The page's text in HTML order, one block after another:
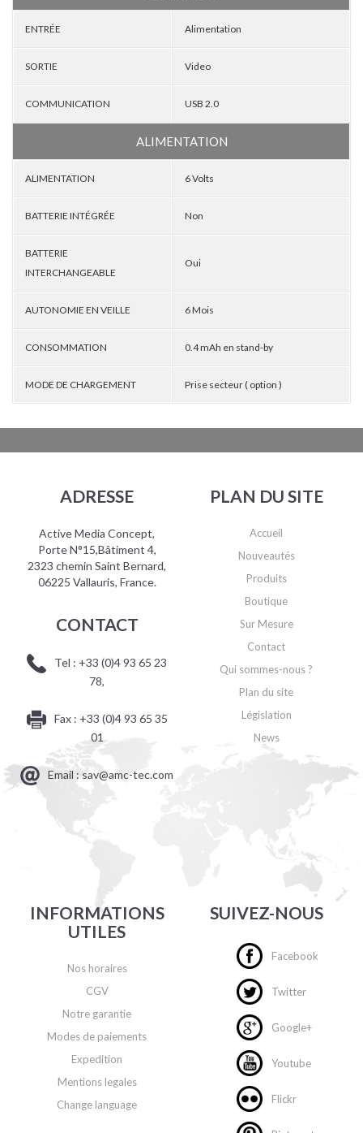
ENTRÉE Alimentation
SORTIE Video
COMMUNICATION USB 2.0
ALIMENTATION
ALIMENTATION 6 Volts
BATTERIE INTÉGRÉE Non
BATTERIE
INTERCHANGEABLE
Oui
AUTONOMIE EN VEILLE 6 Mois
CONSOMMATION 0.4 mAh en stand-by
MODE DE CHARGEMENT Prise secteur ( option )
ADRESSE
Active Media Concept,
Porte N°15,Bâtiment 4,
2323 chemin Saint Bernard,
06225 Vallauris, France.
CONTACT
Tel : +33 (0)4 93 65 23
78,
Fax : +33 (0)4 93 65 35
01
Email : sav@amc-tec.com
PLAN DU SITE
Accueil
Nouveautés
Produits
Boutique
Sur Mesure
Contact
Qui sommes-nous ?
Plan du site
Législation
News
INFORMATIONS
UTILES
Nos horaires
CGV
Notre garantie
Modes de paiements
Expedition
Mentions legales
Change language
SUIVEZ-NOUS
Facebook
Twitter
Google+
Youtube
Flickr